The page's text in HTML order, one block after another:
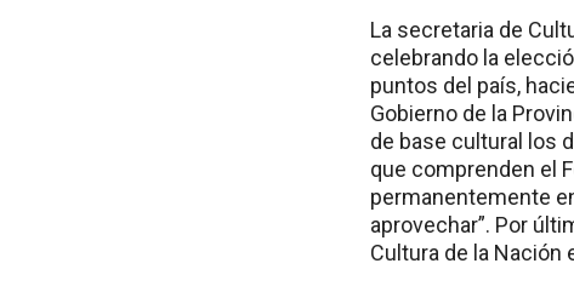
La secretaria de
celebrando la
puntos del país,
Gobierno de la
de base cultural los
que comprenden el
permanentemente
aprovechar”. Por
Cultura de la Nación